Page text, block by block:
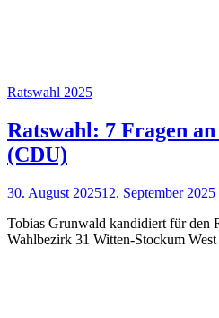
Ratswahl 2025
Ratswahl: 7 Fragen
(CDU)
30. August 202512. September 2025
Tobias Grunwald kandidiert für den
Wahlbezirk 31 Witten-Stockum